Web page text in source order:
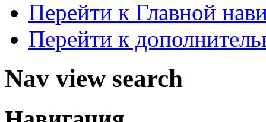
Перейти к Главной
Перейти к
Nav view search